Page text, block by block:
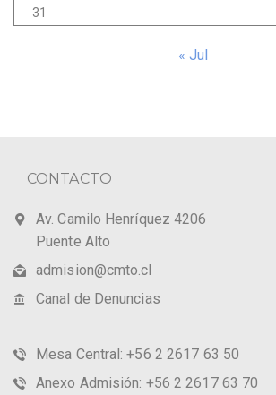
31
« Jul
CONTACTO
Av. Camilo Henríquez 4206
Puente Alto
admision@cmto.cl
Canal de Denuncias
Mesa Central: +56 2 2617 63 50
Anexo Admisión: +56 2 2617 63 70